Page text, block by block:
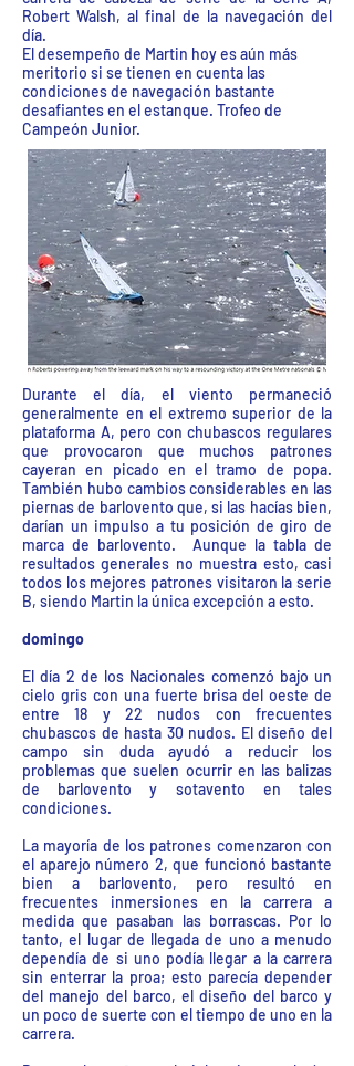
Robert Walsh, al final de la navegación del
día.
El desempeño de Martin hoy es aún más
meritorio si se tienen en cuenta las
condiciones de navegación bastante
desafiantes en el estanque. Trofeo de
Campeón Junior.
Durante el día, el viento permaneció
generalmente en el extremo superior de la
plataforma A, pero con chubascos regulares
que provocaron que muchos patrones
cayeran en picado en el tramo de popa.
También hubo cambios considerables en las
piernas de barlovento que, si las hacías bien,
darían un impulso a tu posición de giro de
marca de barlovento. Aunque la tabla de
resultados generales no muestra esto, casi
todos los mejores patrones visitaron la serie
B, siendo Martin la única excepción a esto.
domingo
El día 2 de los Nacionales comenzó bajo un
cielo gris con una fuerte brisa del oeste de
entre 18 y 22 nudos con frecuentes
chubascos de hasta 30 nudos. El diseño del
campo sin duda ayudó a reducir los
problemas que suelen ocurrir en las balizas
de barlovento y sotavento en tales
condiciones.
La mayoría de los patrones comenzaron con
el aparejo número 2, que funcionó bastante
bien a barlovento, pero resultó en
frecuentes inmersiones en la carrera a
medida que pasaban las borrascas. Por lo
tanto, el lugar de llegada de uno a menudo
dependía de si uno podía llegar a la carrera
sin enterrar la proa; esto parecía depender
del manejo del barco, el diseño del barco y
un poco de suerte con el tiempo de uno en la
carrera.